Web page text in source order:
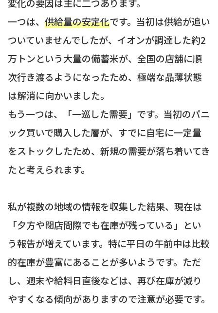
変化の要因は主に二つあります。
一つは、 供給量の安定化です。当初は供給が追い
ついていませんでしたが、イオンが調達した約2
万トンという大量の備蓄米が、全国の店舗に順
次行き渡るようになったため、極端な品薄状態
は解消に向かいました。
もう一つは、「一巡した需要」です。当初のパニ
ック買いで購入した層が、すでに自宅に一定量
をストックしたため、新規の需要が落ち着いてき
たと考えられます。
私が複数の地域の情報を収集した結果、現在は
「夕方や閉店間際でも在庫が残っている」とい
う報告が増えています。特に平日の午前中は比較
的在庫が豊富にあることが多いようです。ただ
し、週末や給料日直後などは、再び在庫が減り
やすくなる傾向がありますので注意が必要です。